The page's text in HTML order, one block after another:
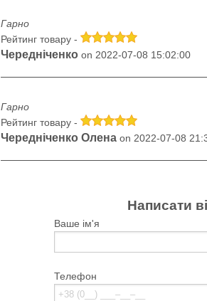
Гарно
Рейтинг товару -
Череднiченко on 2022-07-08 15:02:00
Гарно
Рейтинг товару -
Череднiченко Олена on 2022-07-08
Написати
Ваше ім'я
Телефон